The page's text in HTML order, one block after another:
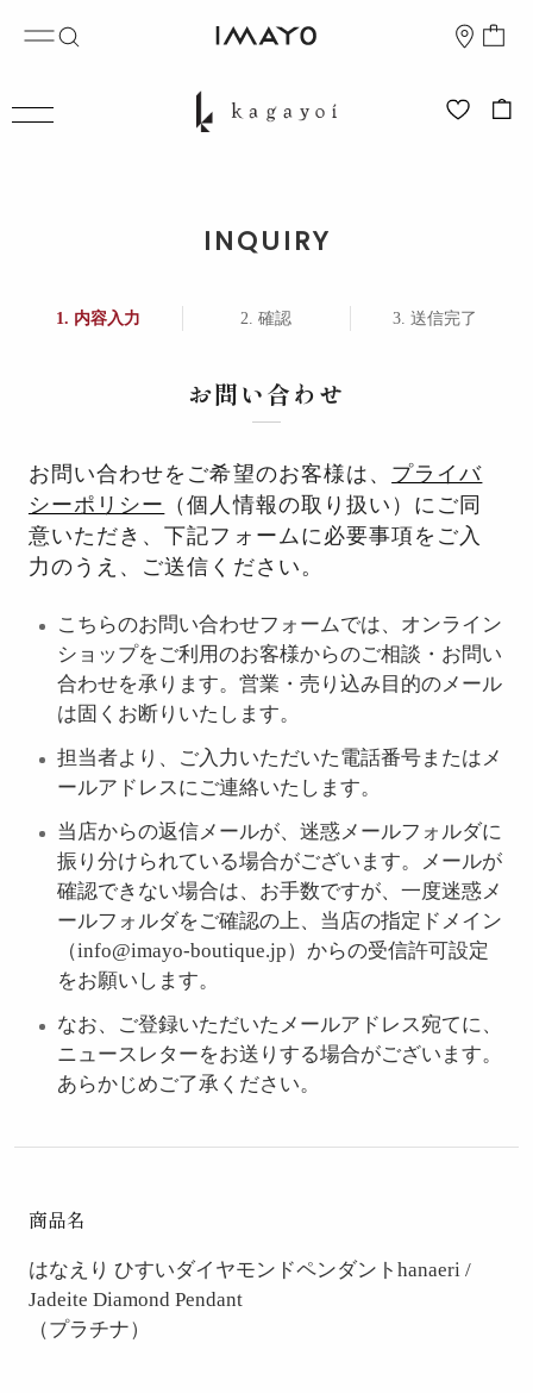
INQUIRY
内容入力 確認 送信完了
お問い合わせ
お問い合わせをご希望のお客様は、 プライバ
シーポリシー
（個人情報の取り扱い）にご同
意いただき、下記フォームに必要事項をご入
力のうえ、ご送信ください。
こちらのお問い合わせフォームでは、オンライン
ショップをご利用のお客様からのご相談・お問い
合わせを承ります。営業・売り込み目的のメール
は固くお断りいたします。
担当者より、ご入力いただいた電話番号またはメ
ールアドレスにご連絡いたします。
当店からの返信メールが、迷惑メールフォルダに
振り分けられている場合がございます。メールが
確認できない場合は、お手数ですが、一度迷惑メ
ールフォルダをご確認の上、当店の指定ドメイン
（info@imayo-boutique.jp）からの受信許可設定
をお願いします。
なお、ご登録いただいたメールアドレス宛てに、
ニュースレターをお送りする場合がございます。
あらかじめご了承ください。
商品名
はなえり ひすいダイヤモンドペンダント hanaeri /
Jadeite Diamond Pendant
（プラチナ）